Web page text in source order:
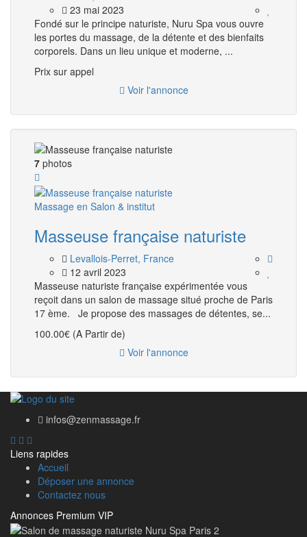
23 mai 2023
Fondé sur le principe naturiste, Nuru Spa vous ouvre
les portes du massage, de la détente et des bienfaits
corporels. Dans un lieu unique et moderne, ...
Prix ​​sur appel
Voir l'annonce
7 photos
Massage en Salon & institut
Masseuse française naturiste
Levallois-Perret, France
12 avril 2023
Masseuse naturiste française expérimentée vous
reçoit dans un salon de massage situé proche de Paris
17 ème. Je propose des massages de détentes, se...
100.00€ (A Partir de)
Voir l'annonce
infos@zenmassage.fr
Liens rapides
Accueil
Déposer une annonce
Contactez nous
Annonces Premium VIP